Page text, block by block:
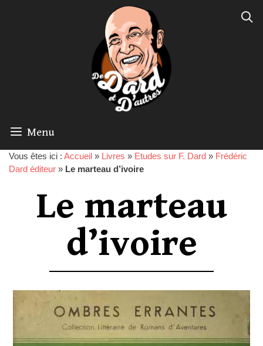
Menu
Vous êtes ici : Accueil » Livres » Etudes sur F. Dard » Frédéric
Dard éditeur » Le marteau d’ivoire
Le marteau
d’ivoire